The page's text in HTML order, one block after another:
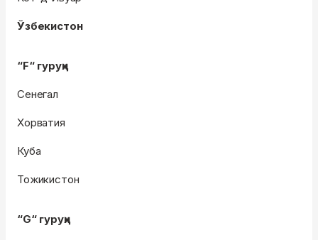
Ўзбекистон
“F“ гуруҳи
Сенегал
Хорватия
Куба
Тожикистон
“G“ гуруҳи